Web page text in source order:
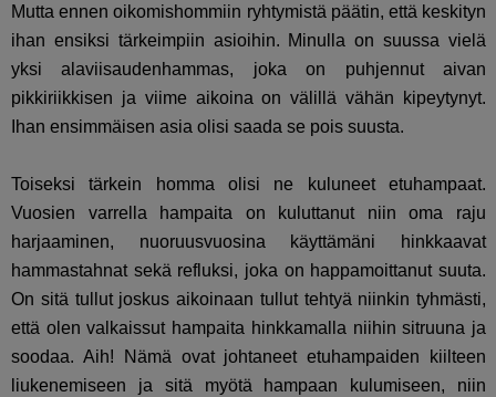
Mutta ennen oikomishommiin ryhtymistä päätin, että keskityn
ihan ensiksi tärkeimpiin asioihin. Minulla on suussa vielä
yksi alaviisaudenhammas, joka on puhjennut aivan
pikkiriikkisen ja viime aikoina on välillä vähän kipeytynyt.
Ihan ensimmäisen asia olisi saada se pois suusta.
Toiseksi tärkein homma olisi ne kuluneet etuhampaat.
Vuosien varrella hampaita on kuluttanut niin oma raju
harjaaminen, nuoruusvuosina käyttämäni hinkkaavat
hammastahnat sekä refluksi, joka on happamoittanut suuta.
On sitä tullut joskus aikoinaan tullut tehtyä niinkin tyhmästi,
että olen valkaissut hampaita hinkkamalla niihin sitruuna ja
soodaa. Aih! Nämä ovat johtaneet etuhampaiden kiilteen
liukenemiseen ja sitä myötä hampaan kulumiseen, niin